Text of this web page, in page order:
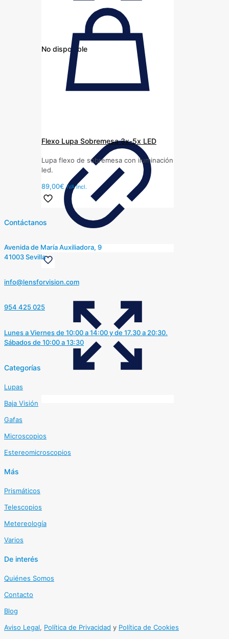
No disponible
Flexo Lupa Sobremesa 3x-5x LED
Lupa flexo de sobremesa con iluminación
led.
89,00€ IVA Incl.
Contáctanos
Avenida de María Auxiliadora, 9
41003 Sevilla
info@lensforvision.com
954 425 025
Lunes a Viernes de 10:00 a 14:00 y de 17.30 a 20:30.
Sábados de 10:00 a 13:30
Categorías
Lupas
Baja Visión
Gafas
Microscopios
Estereomicroscopios
Más
Prismáticos
Telescopios
Metereología
Varios
De interés
Quiénes Somos
Contacto
Blog
Aviso Legal, Política de Privacidad y Política de Cookies